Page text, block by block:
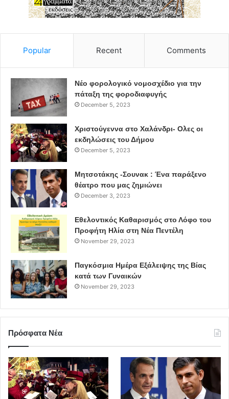
Popular Recent Comments
Νέο φορολογικό νομοσχέδιο για την
πάταξη της φοροδιαφυγής
December 5, 2023
Χριστούγεννα στο Χαλάνδρι- Ολες οι
εκδηλώσεις του Δήμου
December 5, 2023
Μητσοτάκης -Σουνακ : Ένα παράξενο
θέατρο που μας ζημιώνει
December 3, 2023
Εθελοντικός Καθαρισμός στο Λόφο του
Προφήτη Ηλία στη Νέα Πεντέλη
November 29, 2023
Παγκόσμια Ημέρα Εξάλειψης της Βίας
κατά των Γυναικών
November 29, 2023
Πρόσφατα Νέα